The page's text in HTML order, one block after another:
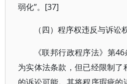
弱化”。[37]
（四）程序权违反与诉讼
《联邦行政程序法》第
为实体法条款，但已经限制了